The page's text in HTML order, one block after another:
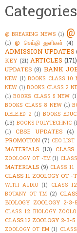
Categories
@ BREAKING NEWS (1)
(1) @ செய்தி துளிகள் (4)
ADMISSION UPDATES
KEY (21) ARTICLES (171)
UPDATES (8) BANK
NEW (1) BOOKS CLASS 10
NEW (1) BOOKS CLASS 2
(1) BOOKS CLASS 5 NEW
BOOKS CLASS 8 NEW (1)
D.ELE.ED 2 (1) BOOKS
(13) BOOKS POLYTECHNIC
(1)
CBSE UPDATES (4)
PROMOTION (7) CEO LIST
MATERIALS (13) CLASS
ZOOLOGY OT -EM (1)
MATERIALS (9) CLASS 11
CLASS 11 ZOOLOGY OT -
WITH AUDIO (1) CLASS
BOTANY OT TM (2)
BIOLOGY ZOOLOGY 2-
CLASS 12 BIOLOGY
CLASS 12 ZOOLOGY 2-3-
ZOOLOGY OT EM (1)